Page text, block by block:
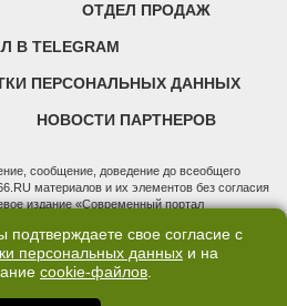
ОТДЕЛ ПРОДАЖ
В TELEGRAM
ПЕРСОНАЛЬНЫХ ДАННЫХ
НОВОСТИ ПАРТНЕРОВ
сообщение, доведение до всеобщего
материалов и их элементов без согласия
издание «Современный портал
технологий и массовых коммуникаций
номер ЭЛ № ФС 77 - 76634 от 02.09.2019
ответственностью "66.ру". Юридический
подтверждаете свое согласие с
персональных данных и на
cookie-файлов.